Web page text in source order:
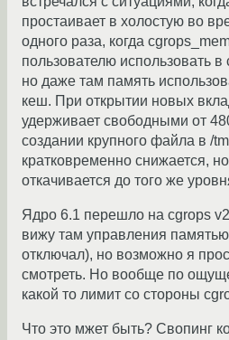
простаивает в холостую во
одного раза, когда
пользователю использовать
но даже там память
кеш. При открытии новых
удерживает свободными от
создании крупного файла в /
кратковременно снижается,
откачивается до того же
Ядро 6.1 перешло на cgrops
вижу там управления
отключал), но возможно я
смотреть. Но вообще по
какой то лимит со стороны
Что это мжет быть? Свопинг